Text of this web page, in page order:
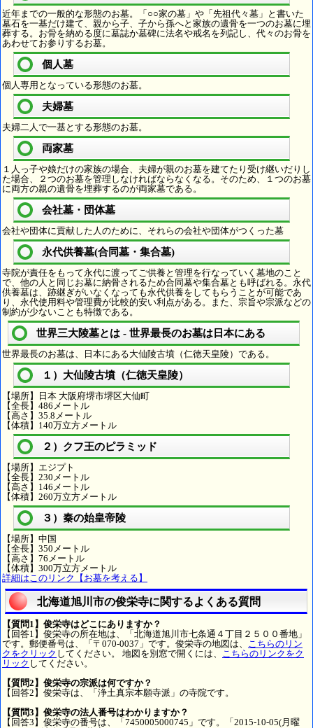
近年までの一般的な形態のお墓。「○○家の墓」や「先祖代々墓」と書いた
墓石を一基だけ建て、親から子、子から孫へと家族の遺骨を一つのお墓に埋
葬する。お骨を納める度に墓誌か墓碑に法名や戒名を列記し、代々のお骨を
あわせてお参りするお墓。
個人墓
個人専用となっている形態のお墓。
夫婦墓
夫婦二人で一基とする形態のお墓。
両家墓
１人っ子や娘だけの家族の場合、夫婦が親のお墓を建てたり受け継いだりし
た場合、２つのお墓を管理しなければならなくなる。そのため、１つのお墓
に両方の親の遺骨を埋葬するのが両家墓である。
会社墓・団体墓
会社や団体に貢献した人のために、それらの会社や団体がつくった墓
永代供養墓(合同墓・集合墓)
寺院が責任をもって永代に渡ってご供養と管理を行なっていく墓地のこと
で、他の人と同じお墓に納骨されるため合同墓や集合墓とも呼ばれる。永代
供養墓は、跡継ぎがいなくなっても永代供養をしてもらうことが可能であ
り、永代使用料や管理費が比較的安い利点がある。また、宗旨や宗派などの
制約が少ないことも特徴である。
世界三大陵墓とは - 世界最長のお墓は日本にある
世界最長のお墓は、日本にある大仙陵古墳（仁徳天皇陵）である。
１）大仙陵古墳（仁徳天皇陵）
【場所】日本 大阪府堺市堺区大仙町
【全長】486メートル
【高さ】35.8メートル
【体積】140万立方メートル
２）クフ王のピラミッド
【場所】エジプト
【全長】230メートル
【高さ】146メートル
【体積】260万立方メートル
３）秦の始皇帝陵
【場所】中国
【全長】350メートル
【高さ】76メートル
【体積】300万立方メートル
詳細はこのリンク【お墓を考える】
北海道旭川市の俊栄寺に関するよくある質問
【質問1】俊栄寺はどこにありますか？
【回答1】俊栄寺の所在地は、「北海道旭川市七条通４丁目２５００番地」
です。郵便番号は、「〒070-0037」です。俊栄寺の地図は、 こちらのリン
クをクリック してください。 地図を別窓で開くには、 こちらのリンクをク
リック してください。
【質問2】俊栄寺の宗派は何ですか？
【回答2】俊栄寺は、「浄土真宗本願寺派」の寺院です。
【質問3】俊栄寺の法人番号はわかりますか？
【回答3】俊栄寺の番号は、「7450005000745」です。「2015-10-05(月曜